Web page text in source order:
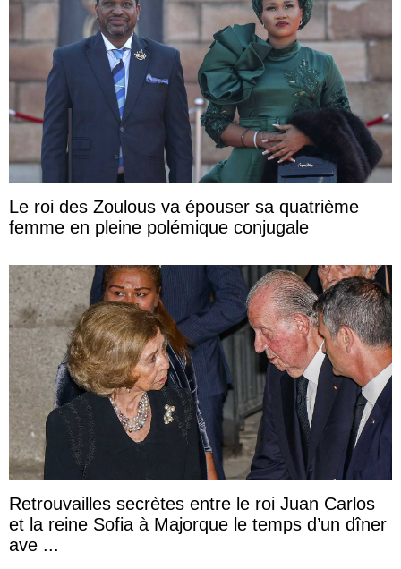
Le roi des Zoulous va épouser sa quatrième
femme en pleine polémique conjugale
Retrouvailles secrètes entre le roi Juan Carlos
et la reine Sofia à Majorque le temps d’un dîner
ave ...